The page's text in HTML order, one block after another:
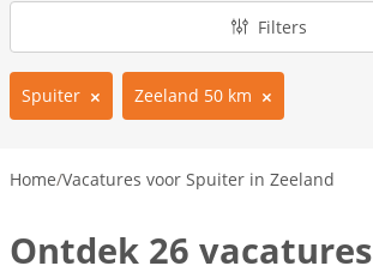
Filters
Spuiter Zeeland 50 km
Home/Vacatures voor Spuiter in Zeeland
Ontdek 26 vacatures